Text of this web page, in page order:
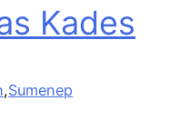
Kades
,Sumenep